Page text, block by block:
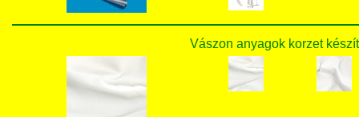
Vászon anyagok korzet